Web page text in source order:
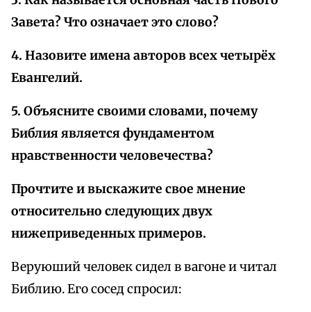
Завета? Что означает это слово?
4. Назовите имена авторов всех четырёх
Евангелий.
5. Объясните своими словами, почему
Библия является фундаментом
нравственности человечества?
Прочтите и выскажите свое мнение
относительно следующих двух
нижеприведенных примеров.
Веруюший человек сидел в вагоне и читал
Библию. Его сосед спросил: